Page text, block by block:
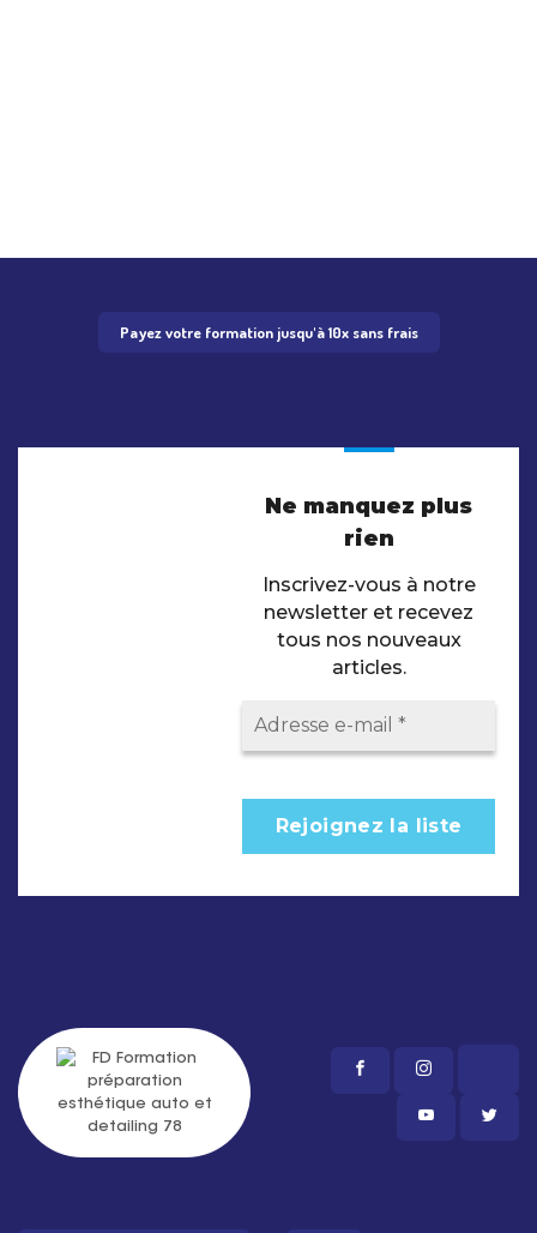
Payez votre formation jusqu'à 10x sans frais
Ne manquez plus
rien
Inscrivez-vous à notre
newsletter et recevez
tous nos nouveaux
articles.